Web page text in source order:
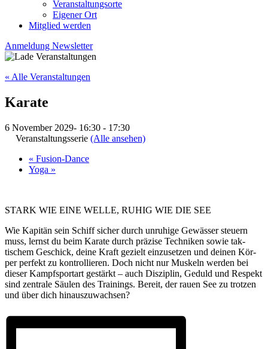
Veranstaltungsorte
Eigener Ort
Mitglied werden
Anmeldung Newsletter
« Alle Veranstaltungen
Karate
6 November 2029- 16:30 - 17:30
Veranstaltungsserie (Alle ansehen)
« Fusion-Dance
Yoga »
STARK WIE EINE WELLE, RUHIG WIE DIE SEE
Wie Kapitän sein Schiff sicher durch un­ruhige Ge­wässer steu­ern
muss, lernst du beim Ka­rate durch prä­zise Tech­niken sowie tak­
tischem Ge­schick, deine Kraft ge­zielt ein­zu­setzen und deinen Kör­
per per­fekt zu kon­trol­lie­ren. Doch nicht nur Mus­keln wer­den bei
dieser Kampf­sport­art gestärkt – auch Disziplin, Ge­duld und Respekt
sind zen­trale Säulen des Trainings. Be­reit, der rauen See zu trot­zen
und über dich hinaus­zu­wachsen?